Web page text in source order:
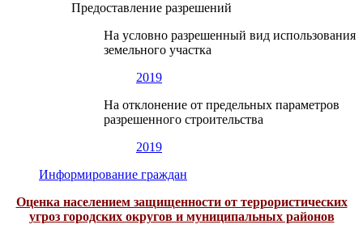
Предоставление разрешений
На условно разрешенный вид использования
земельного участка
2019
На отклонение от предельных параметров
разрешенного строительства
2019
Информирование граждан
Оценка населением защищенности от террористических
угроз городских округов и муниципальных районов